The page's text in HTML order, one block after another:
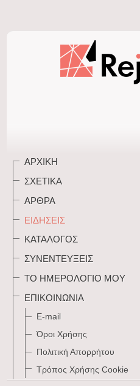
ΑΡΧΙΚΉ
ΣΧΕΤΙΚΆ
ΆΡΘΡΑ
ΕΙΔΉΣΕΙΣ
ΚΑΤΆΛΟΓΟΣ
ΣΥΝΕΝΤΕΎΞΕΙΣ
ΤΟ ΗΜΕΡΟΛΌΓΙΌ ΜΟΥ
ΕΠΙΚΟΙΝΩΝΊΑ
E-mail
Όροι Χρήσης
Πολιτική Απορρήτου
Τρόπος Xρήσης Cookie